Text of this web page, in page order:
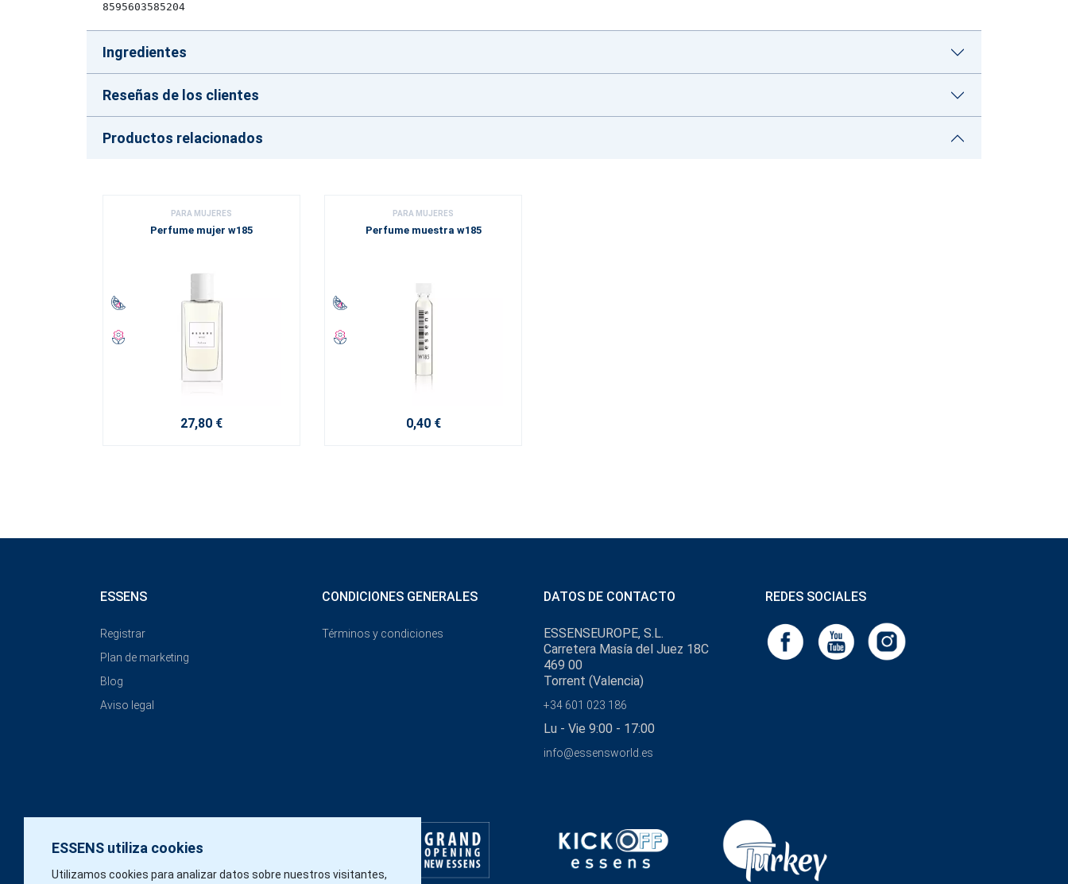
8595603585204
Ingredientes
Reseñas de los clientes
Productos relacionados
PARA MUJERES
Perfume mujer w185
27,80 €
PARA MUJERES
Perfume muestra w185
0,40 €
ESSENS utiliza cookies
Utilizamos cookies para analizar datos sobre nuestros visitantes,
ESSENS
Registrar
Plan de marketing
Blog
Aviso legal
CONDICIONES GENERALES
Términos y condiciones
DATOS DE CONTACTO
ESSENSEUROPE, S.L.
Carretera Masía del Juez 18C
469 00
Torrent (Valencia)
+34 601 023 186
Lu - Vie 9:00 - 17:00
info@essensworld.es
REDES SOCIALES